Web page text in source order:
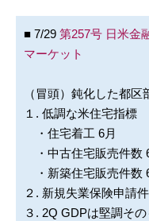
■ 7/29 第257号 日米金
マーケット
（冒頭）鈍化した都区
１. 低調な米住宅指標
・住宅着工 6月
・中古住宅販売件数
・新築住宅販売件数
２. 新規失業保険申請
３. 2Q GDPは堅調そ